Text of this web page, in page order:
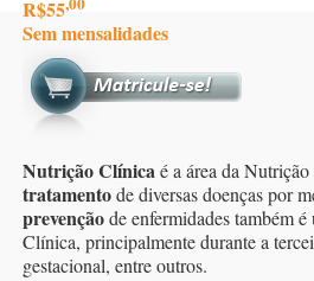
R$55
Sem mensalidades
Nutrição Clínicaé a área da
tratamentode diversas doenças por
prevençãode enfermidades também
Clínica, principalmente durante a
gestacional, entre outros.